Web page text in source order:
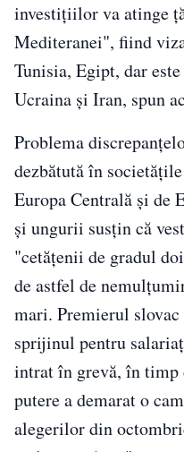
investiţiilor va atinge
Mediteranei", fiind
Tunisia, Egipt, dar
Ucraina şi Iran, spun
Problema
dezbătută în
Europa Centrală şi de
şi ungurii susţin că
"cetăţenii de gradul
de astfel de
mari. Premierul
sprijinul pentru
intrat în grevă, în
putere a demarat o
alegerilor din